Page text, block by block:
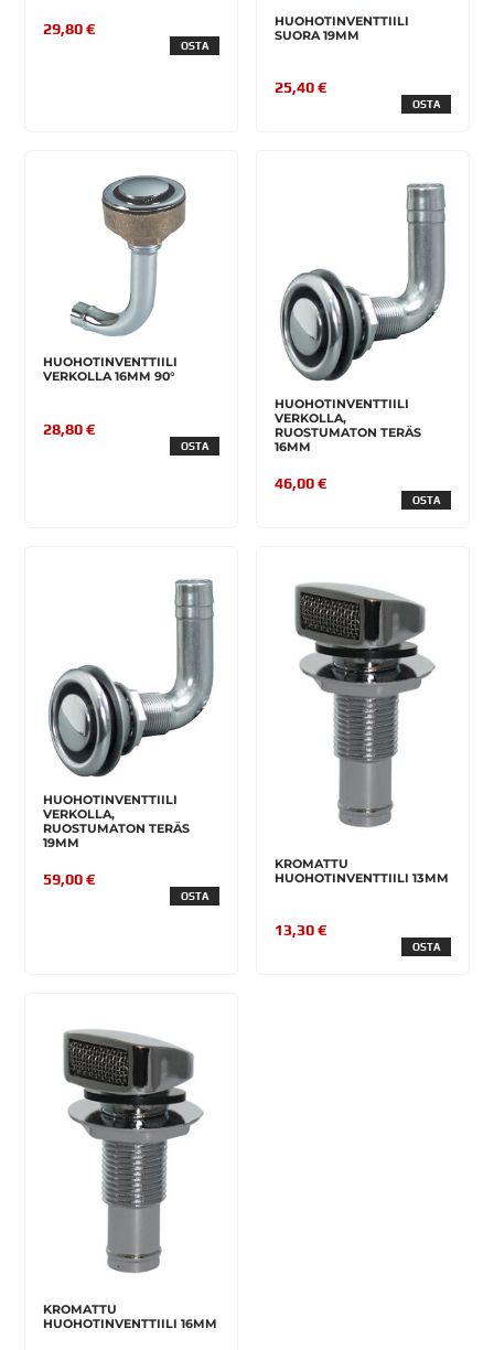
29,80 €
OSTA
HUOHOTINVENTTIILI
SUORA 19MM
25,40 €
OSTA
HUOHOTINVENTTIILI
VERKOLLA 16MM 90°
28,80 €
OSTA
HUOHOTINVENTTIILI
VERKOLLA,
RUOSTUMATON TERÄS
16MM
46,00 €
OSTA
HUOHOTINVENTTIILI
VERKOLLA,
RUOSTUMATON TERÄS
19MM
59,00 €
OSTA
KROMATTU
HUOHOTINVENTTIILI 13MM
13,30 €
OSTA
KROMATTU
HUOHOTINVENTTIILI 16MM